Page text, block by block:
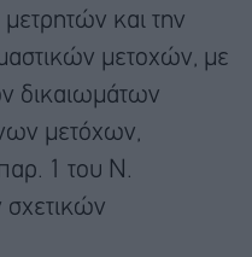
μετρητών και την
μετοχών, με
δικαιωμάτων
μετόχων,
1 του Ν.